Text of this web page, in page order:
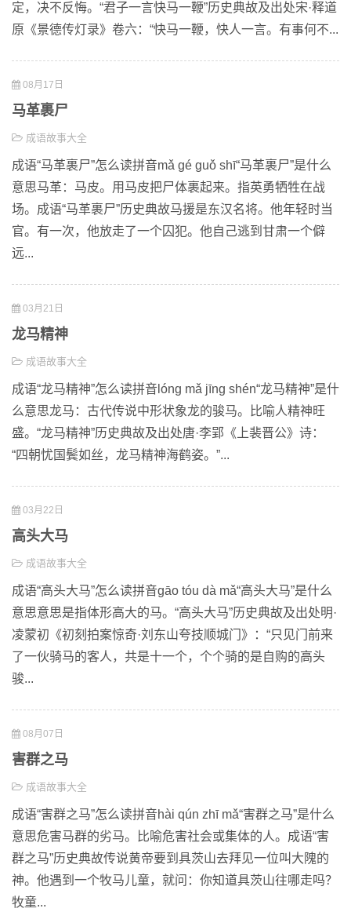
定，决不反悔。“君子一言快马一鞭”历史典故及出处宋·释道
原《景德传灯录》卷六：“快马一鞭，快人一言。有事何不...
08月17日
马革裹尸
成语故事大全
成语“马革裹尸”怎么读拼音mǎ gé guǒ shī“马革裹尸”是什么
意思马革：马皮。用马皮把尸体裹起来。指英勇牺牲在战
场。成语“马革裹尸”历史典故马援是东汉名将。他年轻时当
官。有一次，他放走了一个囚犯。他自己逃到甘肃一个僻
远...
03月21日
龙马精神
成语故事大全
成语“龙马精神”怎么读拼音lóng mǎ jīng shén“龙马精神”是什
么意思龙马：古代传说中形状象龙的骏马。比喻人精神旺
盛。“龙马精神”历史典故及出处唐·李郢《上裴晋公》诗：
“四朝忧国鬓如丝，龙马精神海鹤姿。”...
03月22日
高头大马
成语故事大全
成语“高头大马”怎么读拼音gāo tóu dà mǎ“高头大马”是什么
意思意思是指体形高大的马。“高头大马”历史典故及出处明·
凌蒙初《初刻拍案惊奇·刘东山夸技顺城门》：“只见门前来
了一伙骑马的客人，共是十一个，个个骑的是自购的高头
骏...
08月07日
害群之马
成语故事大全
成语“害群之马”怎么读拼音hài qún zhī mǎ“害群之马”是什么
意思危害马群的劣马。比喻危害社会或集体的人。成语“害
群之马”历史典故传说黄帝要到具茨山去拜见一位叫大隗的
神。他遇到一个牧马儿童，就问：你知道具茨山往哪走吗？
牧童...